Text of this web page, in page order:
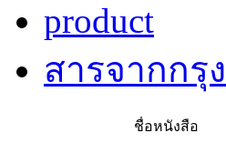
product
สารจากกรุ
ชื่อหนังสือ